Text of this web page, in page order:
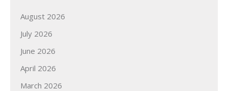
August 2026
July 2026
June 2026
April 2026
March 2026